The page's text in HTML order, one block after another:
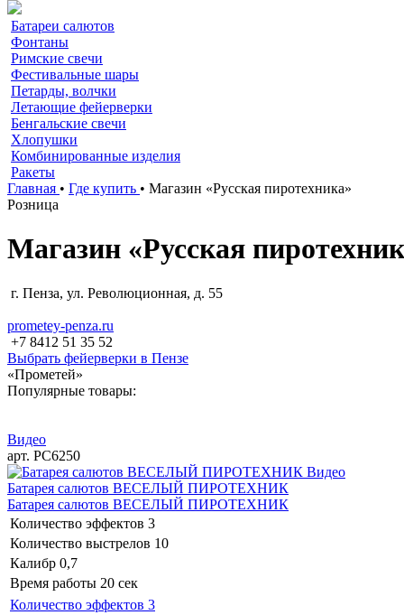
Батареи салютов
Фонтаны
Римские свечи
Фестивальные шары
Петарды, волчки
Летающие фейерверки
Бенгальские свечи
Хлопушки
Комбинированные изделия
Ракеты
Главная • Где купить • Магазин «Русская пиротехника»
Розница
Магазин «Русская
г. Пенза, ул. Революционная, д. 55
prometey-penza.ru
+7 8412 51 35 52
Выбрать фейерверки в Пензе
«Прометей»
Популярные товары:
Видео
арт. РС6250
Видео
Батарея салютов ВЕСЕЛЫЙ ПИРОТЕХНИК
Батарея салютов ВЕСЕЛЫЙ ПИРОТЕХНИК
Количество эффектов 3
Количество выстрелов 10
Калибр 0,7
Время работы 20 сек
Количество эффектов 3